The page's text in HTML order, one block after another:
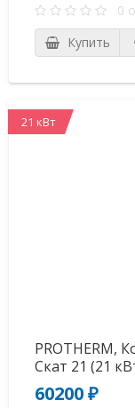
0
Купить
21 кВт
PROTHERM,
Скат 21 (21
60200 ₽